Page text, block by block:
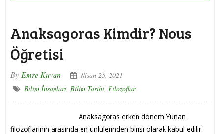
Anaksagoras Kimdir? Nous
Öğretisi
By Emre Kuvan
Nisan 25, 2021
Bilim İnsanları, Bilim Tarihi, Filozoflar
Anaksagoras erken dönem Yunan
filozoflarının arasında en ünlülerinden birisi olarak kabul edilir.